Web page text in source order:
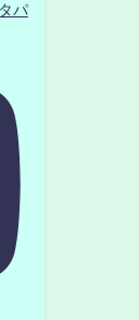
パ